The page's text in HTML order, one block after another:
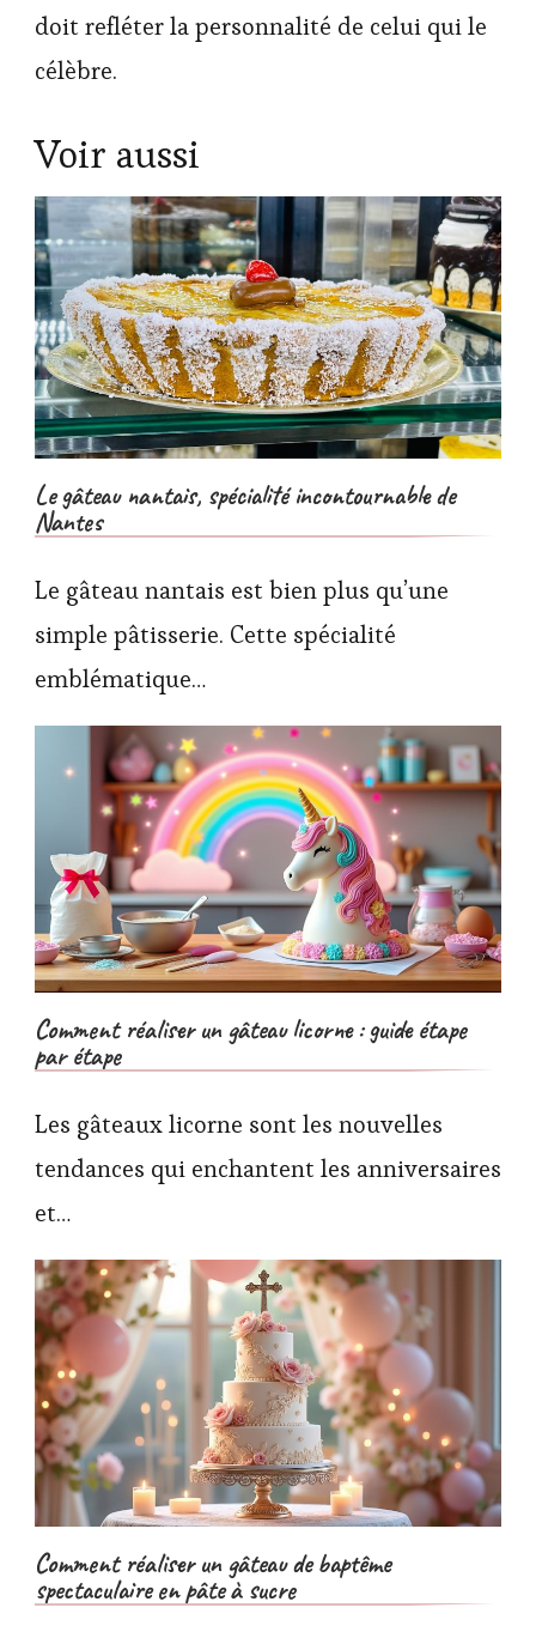
doit refléter la personnalité de celui qui le
célèbre.
Voir aussi
Le gâteau nantais, spécialité incontournable de
Nantes
Le gâteau nantais est bien plus qu’une
simple pâtisserie. Cette spécialité
emblématique…
Comment réaliser un gâteau licorne : guide étape
par étape
Les gâteaux licorne sont les nouvelles
tendances qui enchantent les anniversaires
et…
Comment réaliser un gâteau de baptême
spectaculaire en pâte à sucre